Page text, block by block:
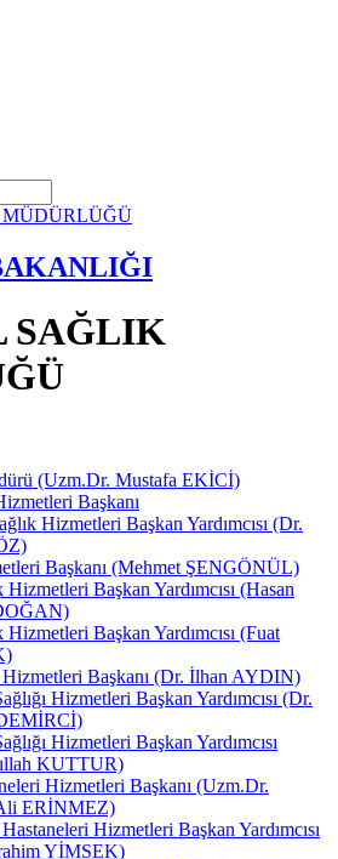
SAĞLIK
(Uzm.Dr. Mustafa EKİCİ)
Başkanı
Hizmetleri Başkan Yardımcısı (Dr.
Başkanı (Mehmet ŞENGÖNÜL)
Hizmetleri Başkan Yardımcısı (Hasan
Hizmetleri Başkan Yardımcısı (Fuat
Hizmetleri Başkanı (Dr. İlhan AYDIN)
Hizmetleri Başkan Yardımcısı (Dr.
Hizmetleri Başkan Yardımcısı
KUTTUR)
Hizmetleri Başkanı (Uzm.Dr.
ERİNMEZ)
Hizmetleri Başkan Yardımcısı
YİMSEK)